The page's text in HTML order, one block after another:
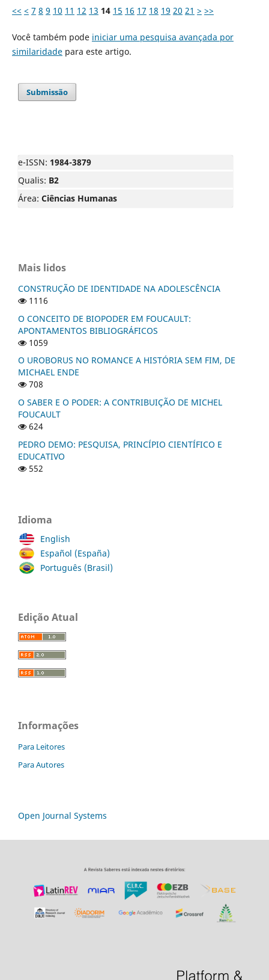
<< < 7 8 9 10 11 12 13 14 15 16 17 18 19 20 21 > >>
Você também pode iniciar uma pesquisa avançada por
similaridadepara este artigo.
Submissão
e-ISSN: 1984-3879
Qualis: B2
Área: Ciências Humanas
Mais lidos
CONSTRUÇÃO DE IDENTIDADE NA ADOLESCÊNCIA
1116
O CONCEITO DE BIOPODER EM FOUCAULT:
APONTAMENTOS BIBLIOGRÁFICOS
1059
O UROBORUS NO ROMANCE A HISTÓRIA SEM FIM, DE
MICHAEL ENDE
708
O SABER E O PODER: A CONTRIBUIÇÃO DE MICHEL
FOUCAULT
624
PEDRO DEMO: PESQUISA, PRINCÍPIO CIENTÍFICO E
EDUCATIVO
552
Idioma
English
Español (España)
Português (Brasil)
Edição Atual
Informações
Para Leitores
Para Autores
Open Journal Systems